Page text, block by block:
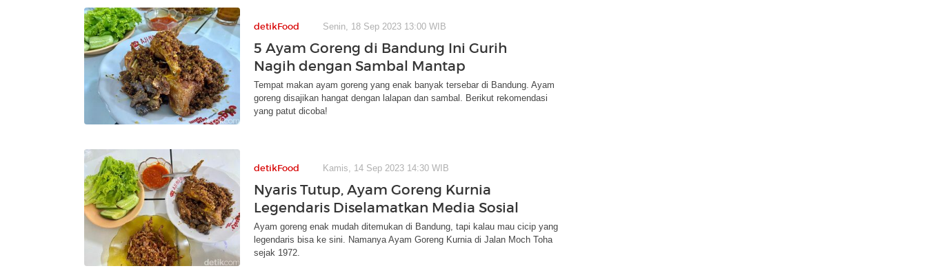
detikFood Senin, 18 Sep 2023 13:00 WIB
5 Ayam Goreng di Bandung Ini Gurih
Nagih dengan Sambal Mantap
Tempat makan ayam goreng yang enak banyak tersebar di Bandung. Ayam
goreng disajikan hangat dengan lalapan dan sambal. Berikut rekomendasi
yang patut dicoba!
detikFood Kamis, 14 Sep 2023 14:30 WIB
Nyaris Tutup, Ayam Goreng Kurnia
Legendaris Diselamatkan Media Sosial
Ayam goreng enak mudah ditemukan di Bandung, tapi kalau mau cicip yang
legendaris bisa ke sini. Namanya Ayam Goreng Kurnia di Jalan Moch Toha
sejak 1972.